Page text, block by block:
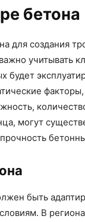
бетона
для создания
учитывать
будет
факторы,
могут
быть
В